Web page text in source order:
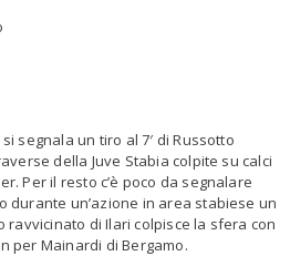
segnala un tiro al 7′ di Russotto
della Juve Stabia colpite su calci
Per il resto c’è poco da segnalare
durante un’azione in area stabiese un
di Ilari colpisce la sfera con
per Mainardi di Bergamo.